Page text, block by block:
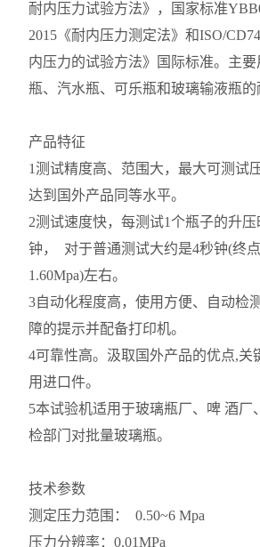
耐内压力试验方法》，国家标准
2015《耐内压力测定法》和ISO/
内压力的试验方法》国际标准。主
瓶、汽水瓶、可乐瓶和玻璃输液瓶的
产品特征
1测试精度高、范围大，最大可测试
达到国外产品同等水平。
2测试速度快，每测试1个瓶子的升
钟， 对于普通测试大约是4秒钟(终
1.60Mpa)左右。
3自动化程度高，使用方便、自动检
障的提示并配备打印机。
4可靠性高。汲取国外产品的优点,关
用进口件。
5本试验机适用于玻璃瓶厂、啤 酒厂
检部门对批量玻璃瓶。
技术参数
测定压力范围： 0.50~6 Mpa
压力分辨率：0.01MPa